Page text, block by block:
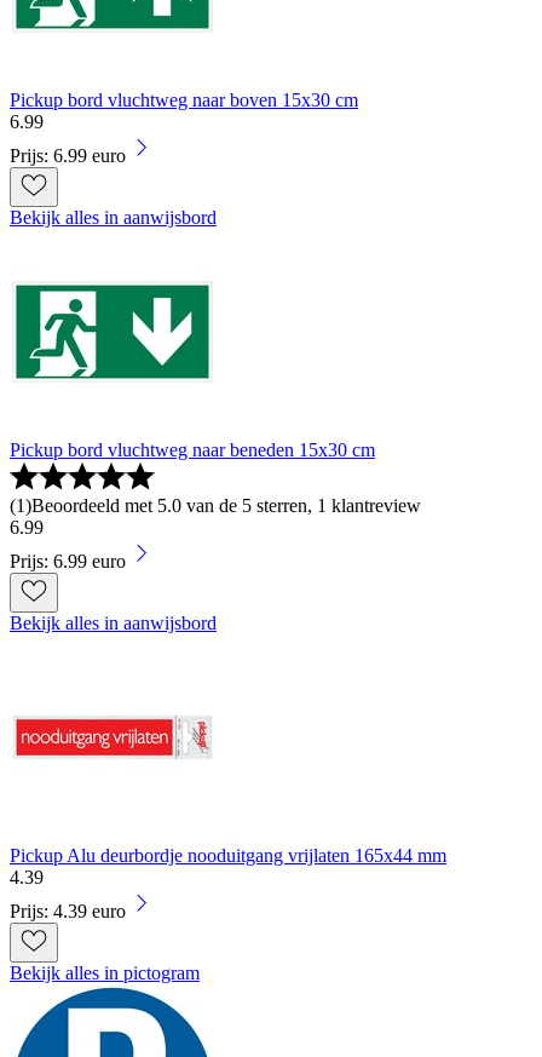
Pickup bord vluchtweg naar boven 15x30 cm
6.99
Prijs: 6.99 euro
Bekijk alles in aanwijsbord
Pickup bord vluchtweg naar beneden 15x30 cm
(1)Beoordeeld met 5.0 van de 5 sterren, 1 klantreview
6.99
Prijs: 6.99 euro
Bekijk alles in aanwijsbord
Pickup Alu deurbordje nooduitgang vrijlaten 165x44 mm
4.39
Prijs: 4.39 euro
Bekijk alles in pictogram